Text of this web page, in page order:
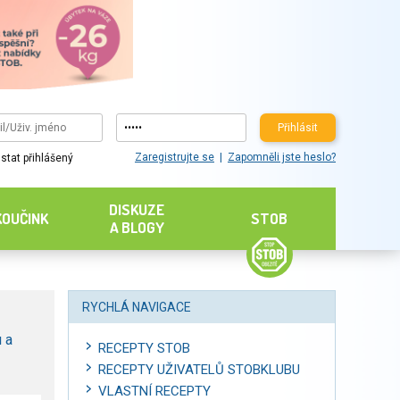
Přihlásit
přihlášený Zaregistrujte se Zapomněli jste heslo?
DISKUZE
A BLOGY
STOB
a
RYCHLÁ NAVIGACE
RECEPTY STOB
RECEPTY UŽIVATELŮ STOBKLUBU
VLASTNÍ RECEPTY